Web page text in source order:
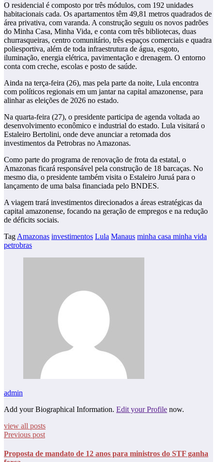
O residencial é composto por três módulos, com 192 unidades
habitacionais cada. Os apartamentos têm 49,81 metros quadrados de
área privativa, com varanda. A construção seguiu os novos padrões
do Minha Casa, Minha Vida, e conta com três bibliotecas, duas
churrasqueiras, centro comunitário, três espaços comerciais e quadra
poliesportiva, além de toda infraestrutura de água, esgoto,
iluminação, energia elétrica, pavimentação e drenagem. O entorno
conta com creche, escolas e posto de saúde.
Ainda na terça-feira (26), mas pela parte da noite, Lula encontra
com políticos regionais em um jantar na capital amazonense, para
alinhar as eleições de 2026 no estado.
Na quarta-feira (27), o presidente participa de agenda voltada ao
desenvolvimento econômico e industrial do estado. Lula visitará o
Estaleiro Bertolini, onde deve anunciar a retomada dos
investimentos da Petrobras no Amazonas.
Como parte do programa de renovação de frota da estatal, o
Amazonas ficará responsável pela construção de 18 barcaças. No
mesmo dia, o presidente também visita o Estaleiro Juruá para o
lançamento de uma balsa financiada pelo BNDES.
A viagem trará investimentos direcionados a áreas estratégicas da
capital amazonense, focando na geração de empregos e na redução
de déficits sociais.
Tag Amazonas investimentos Lula Manaus minha casa minha vida
petrobras
admin
Add your Biographical Information. Edit your Profile now.
view all posts
Previous post
Proposta de mandato de 12 anos para ministros do STF ganha